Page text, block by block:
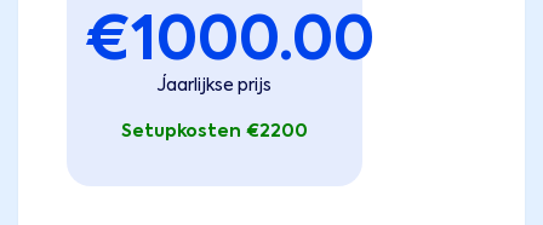
€1000.00
Jaarlijkse prijs
Setupkosten €2200